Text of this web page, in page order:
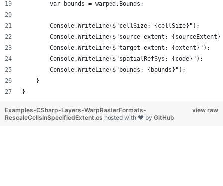
        var bounds = warped.Bounds;
        Console.WriteLine($"cellSize: {cellSize}");
Console.WriteLine($"source extent:
        Console.WriteLine($"target extent: {extent}");
        Console.WriteLine($"spatialRefSys: {code}");
        Console.WriteLine($"bounds: {bounds}");
    }
}
view raw
Examples-CSharp-Layers-WarpRasterFormats-
RescaleCellsInSpecifiedExtent.cs hosted with ❤ by GitHub